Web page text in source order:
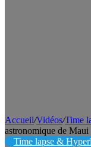
Accueil/Vidéos/Time
astronomique de Maui
Time lapse &